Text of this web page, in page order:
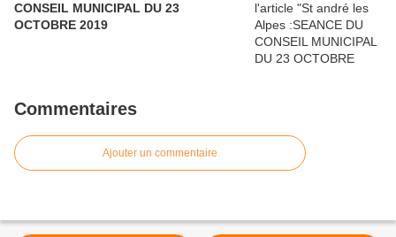
CONSEIL MUNICIPAL DU 23
OCTOBRE 2019
Commentaires
Ajouter un commentaire